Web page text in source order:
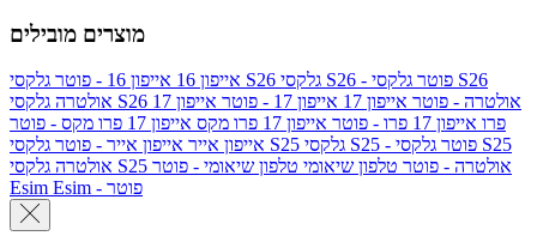
מוצרים מובילים
אייפון 16 אייפון 16 - פוטר גלקסי S26 גלקסי S26 - פוטר גלקסי S26
אולטרה
גלקסי S26 אולטרה - פוטר אייפון 17 אייפון 17 - פוטר
אייפון 17
פרו אייפון 17 פרו - פוטר אייפון 17 פרו מקס
אייפון 17 פרו מקס - פוטר
אייפון אייר אייפון אייר - פוטר גלקסי S25 גלקסי S25 - פוטר גלקסי S25
אולטרה
גלקסי S25 אולטרה - פוטר טלפון שיאומי טלפון שיאומי - פוטר
Esim
Esim - פוטר